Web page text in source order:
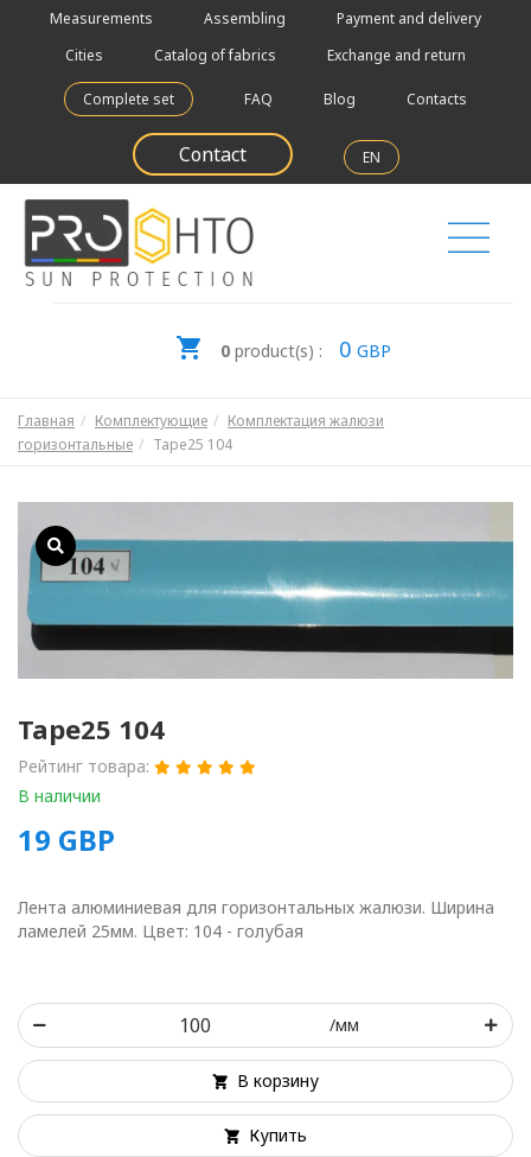
Measurements Assembling
Payment and delivery
Cities
Catalog of fabrics Exchange and return
Complete set FAQ Blog Contacts
Contact EN
0 product(s) : 0 GBP
Главная Комплектующие
Комплектация жалюзи
горизонтальные
Tape25 104
Tape25 104
Рейтинг товара:
В наличии
19 GBP
Лента алюминиевая для горизонтальных жалюзи. Ширина
ламелей 25мм. Цвет: 104 - голубая
/мм
В корзину
Купить